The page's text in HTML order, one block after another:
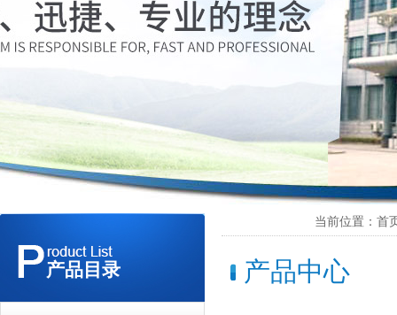
产品目录
当前位置：首
产品中心